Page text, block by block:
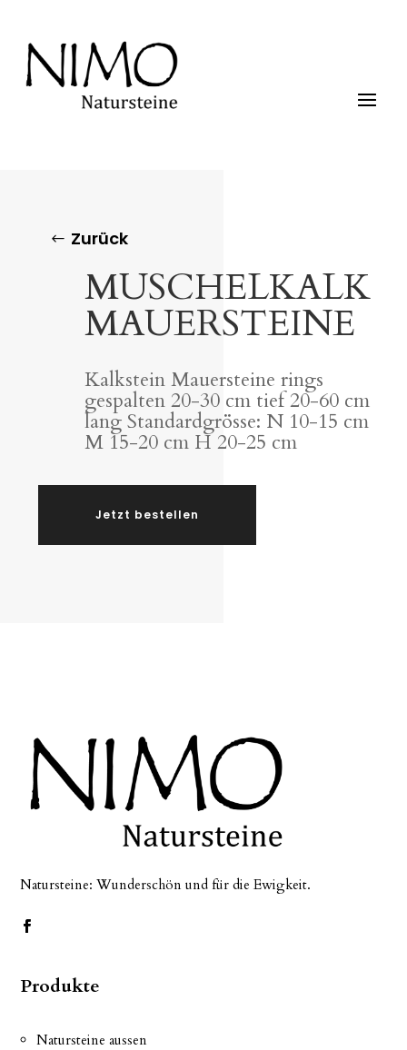
Zurück
MUSCHELKALK
MAUERSTEINE
Kalkstein Mauersteine rings
gespalten 20-30 cm tief 20-60 cm
lang Standardgrösse: N 10-15 cm
M 15-20 cm H 20-25 cm
Jetzt bestellen
Natursteine: Wunderschön und für die Ewigkeit.
Produkte
Natursteine aussen